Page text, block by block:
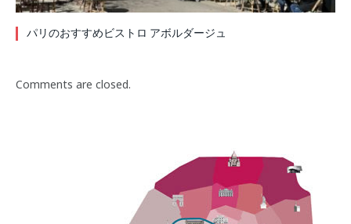
パリのおすすめビストロ アボルダージュ
Comments are closed.